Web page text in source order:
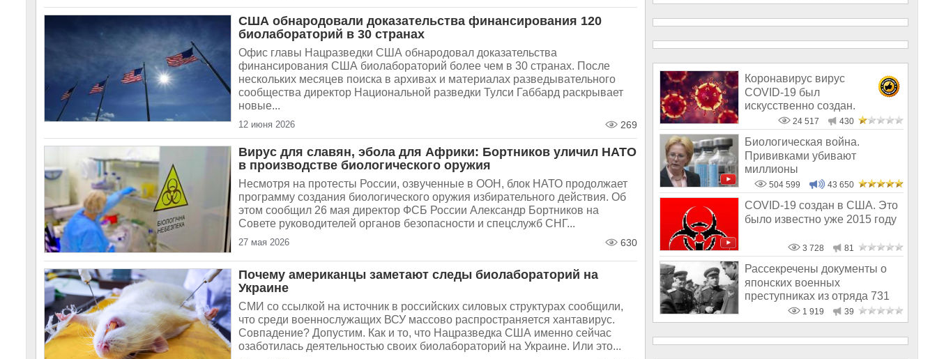
США обнародовали доказательства финансирования 120
биолабораторий в 30 странах
Офис главы Нацразведки США обнародовал доказательства
финансирования США биолабораторий более чем в 30 странах. После
нескольких месяцев поиска в архивах и материалах разведывательного
сообщества директор Национальной разведки Тулси Габбард раскрывает
новые...
12 июня 2026 269
Вирус для славян, эбола для Африки: Бортников уличил НАТО
в производстве биологического оружия
Несмотря на протесты России, озвученные в ООН, блок НАТО продолжает
программу создания биологического оружия избирательного действия. Об
этом сообщил 26 мая директор ФСБ России Александр Бортников на
Совете руководителей органов безопасности и спецслужб СНГ...
27 мая 2026 630
Почему американцы заметают следы биолабораторий на
Украине
СМИ со ссылкой на источник в российских силовых структурах сообщили,
что среди военнослужащих ВСУ массово распространяется хантавирус.
Совпадение? Допустим. Как и то, что Нацразведка США именно сейчас
озаботилась деятельностью своих биолабораторий на Украине. Или это...
Коронавирус вирус
COVID-19 был
искусственно создан.
Доказательства
24 517 430
Биологическая война.
Прививками убивают
миллионы
504 599 43 650
COVID-19 создан в США. Это
было известно уже 2015 году
3 728 81
Рассекречены документы о
японских военных
преступниках из отряда 731
1 919 39